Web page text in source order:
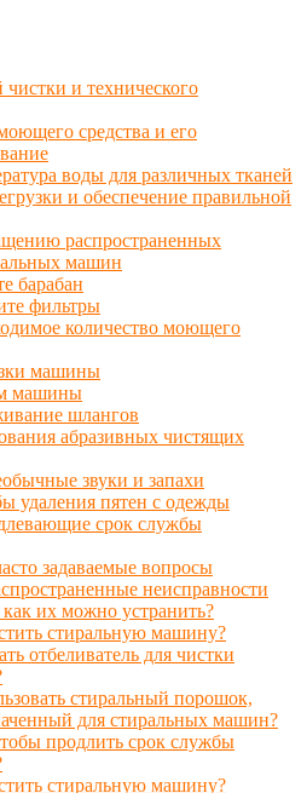
и технического
средства и его
воды для различных тканей
и обеспечение правильной
распространенных
машин
барабан
фильтры
количество моющего
машины
машины
шлангов
абразивных чистящих
звуки и запахи
удаления пятен с одежды
срок службы
задаваемые вопросы
неисправности
их можно устранить?
стиральную машину?
отбеливатель для чистки
стиральный порошок,
для стиральных машин?
продлить срок службы
стиральную машину?